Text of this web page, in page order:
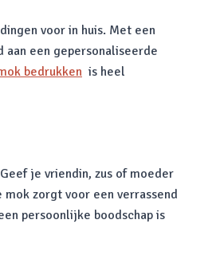
voor in huis. Met een
een gepersonaliseerde
bedrukken is heel
je vriendin, zus of moeder
zorgt voor een verrassend
persoonlijke boodschap is